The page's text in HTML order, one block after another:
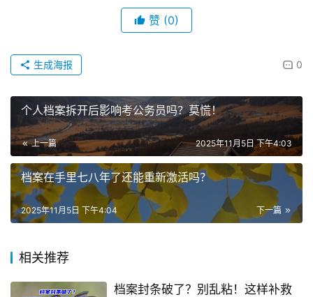
赞 (0)
0
生成海报
个人档案拆开后影响考公务员吗？莫慌！
上一篇 2025年11月5日 下午4:03
档案在手里七八年了还能重新激活吗？
下一篇
2025年11月5日 下午4:04
相关推荐
档案封条破了？别乱粘！这样补救